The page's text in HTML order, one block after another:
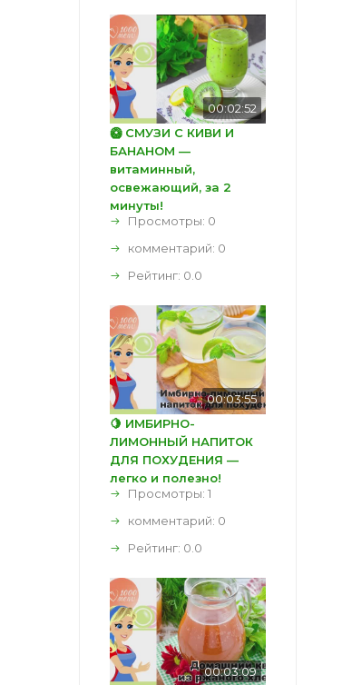
00:02:52
🥝 СМУЗИ С КИВИ И
БАНАНОМ —
витаминный,
освежающий, за 2
минуты!
Просмотры: 0
комментарий: 0
Рейтинг: 0.0
00:03:55
🍋 ИМБИРНО-
ЛИМОННЫЙ НАПИТОК
ДЛЯ ПОХУДЕНИЯ —
легко и полезно!
Просмотры: 1
комментарий: 0
Рейтинг: 0.0
00:03:09